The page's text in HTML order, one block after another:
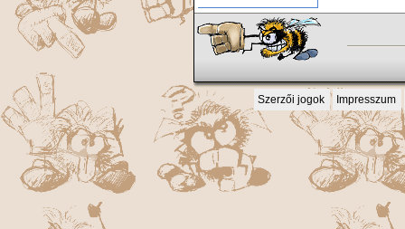
Szerzői jogok Impresszum